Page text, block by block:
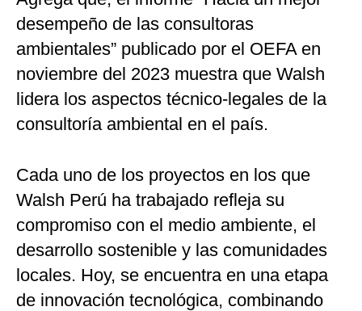
desempeño de las consultoras
ambientales” publicado por el OEFA en
noviembre del 2023 muestra que Walsh
lidera los aspectos técnico-legales de la
consultoría ambiental en el país.
Cada uno de los proyectos en los que
Walsh Perú ha trabajado refleja su
compromiso con el medio ambiente, el
desarrollo sostenible y las comunidades
locales. Hoy, se encuentra en una etapa
de innovación tecnológica, combinando